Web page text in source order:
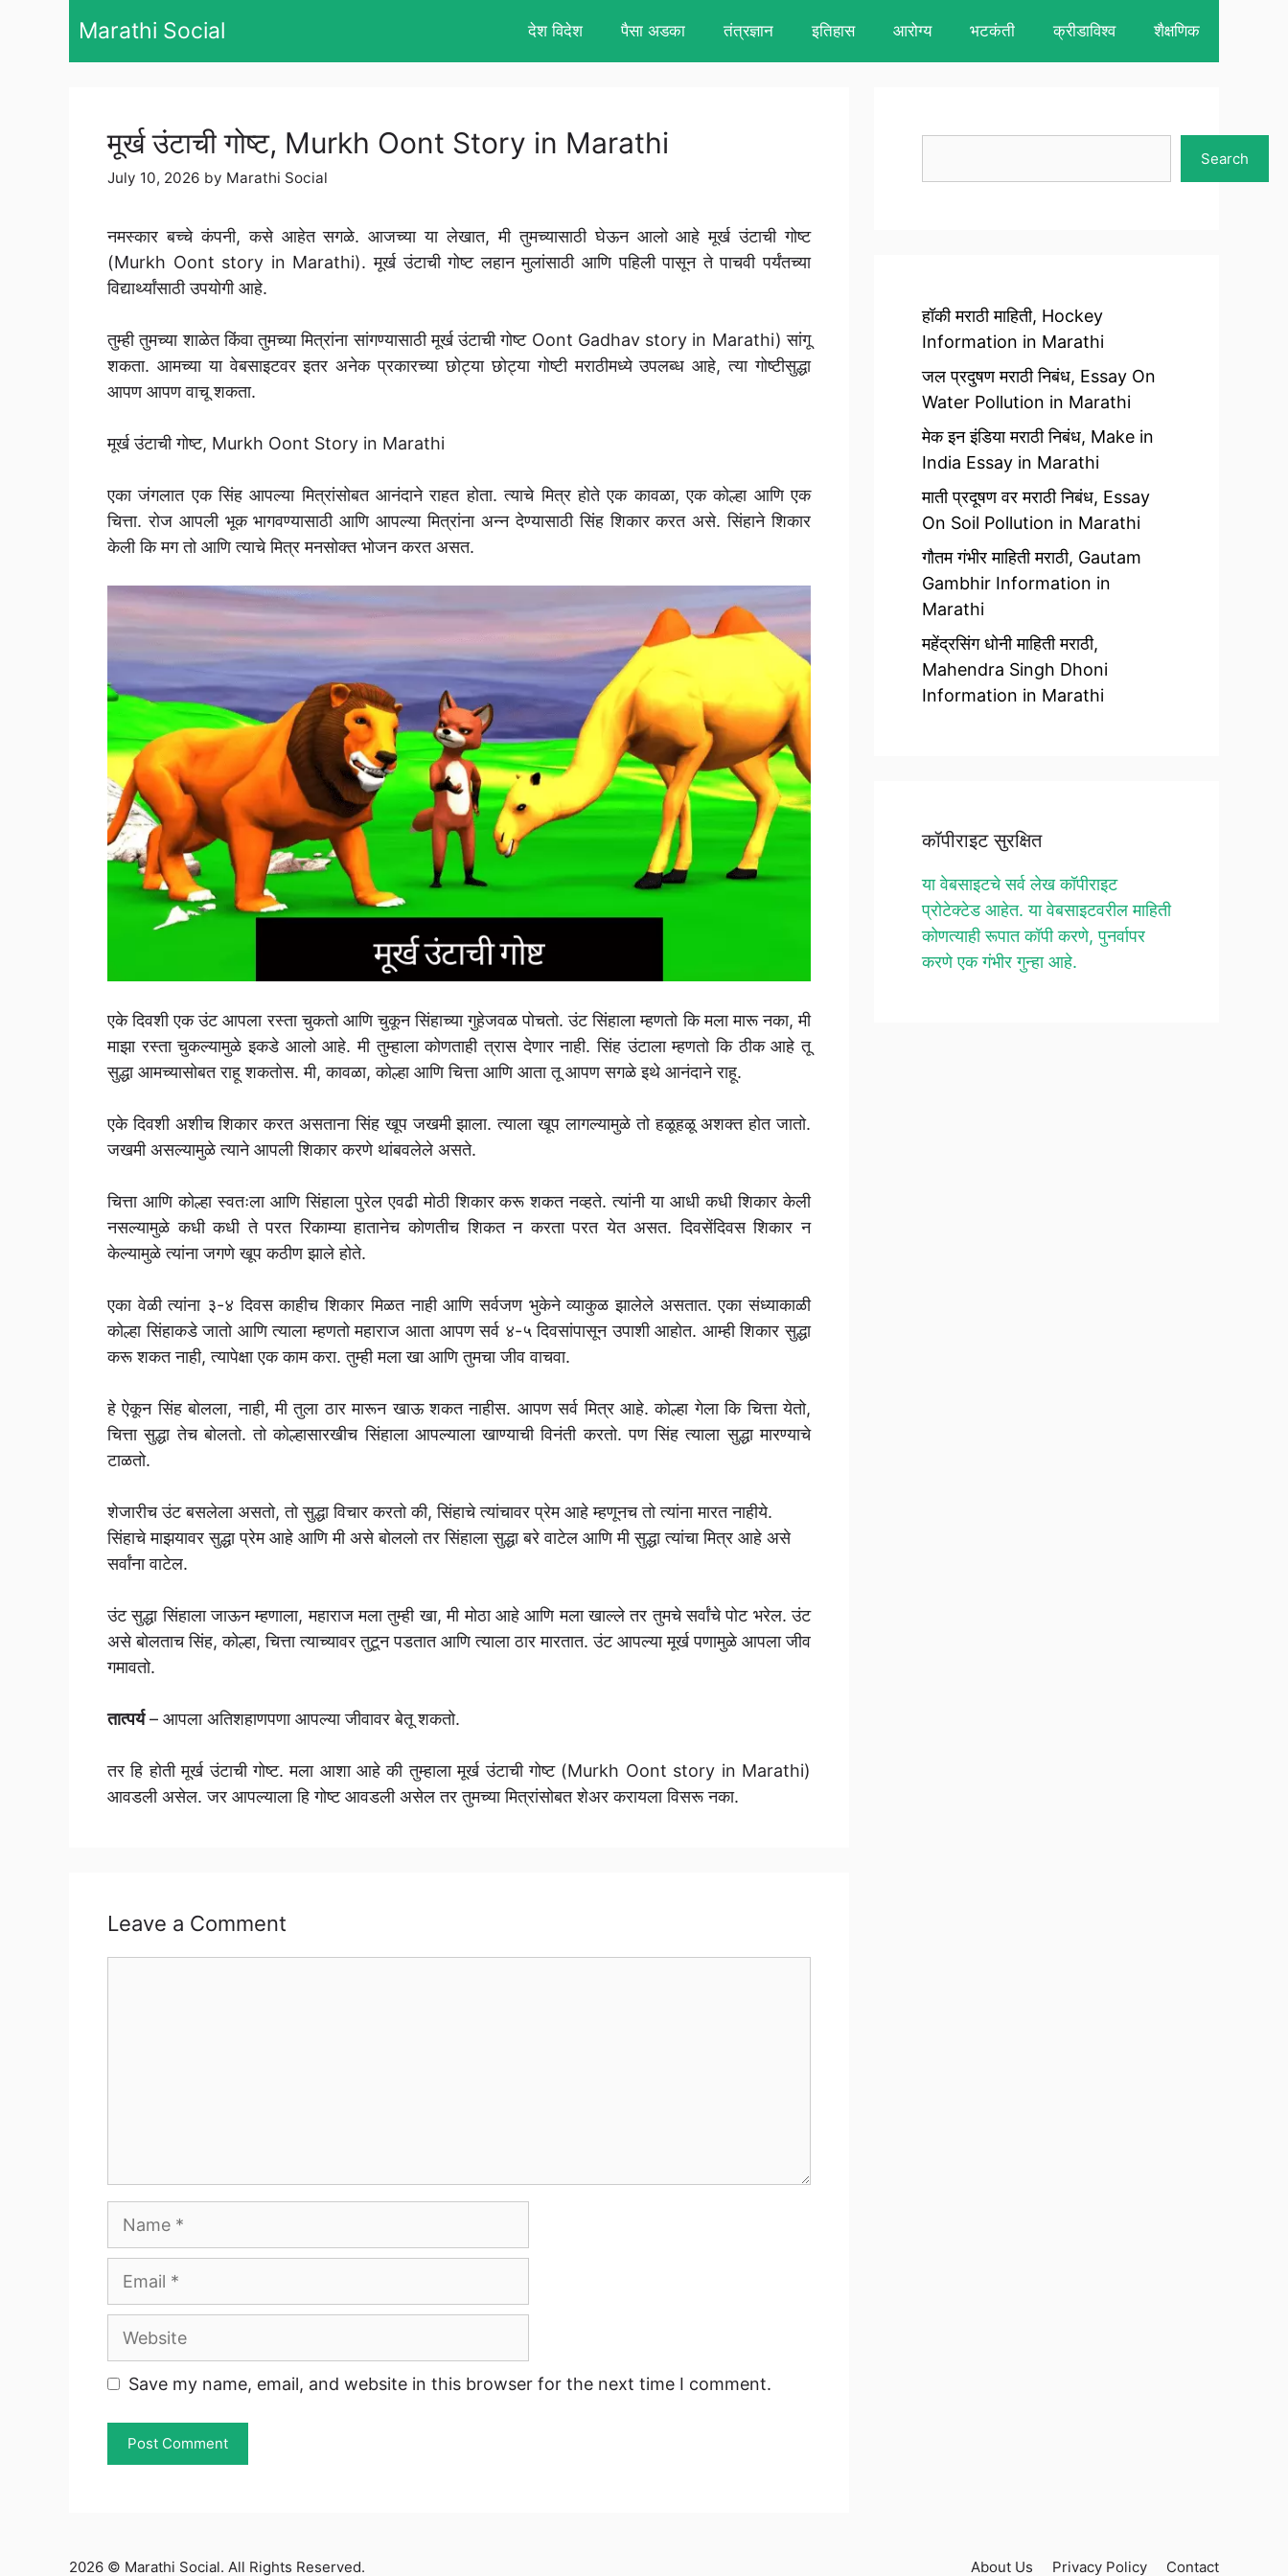
Marathi Social देश विदेश पैसा अडका तंत्रज्ञान इतिहास आरोग्य भटकंती क्रीडाविश्व शैक्षणिक
मूर्ख उंटाची गोष्ट, Murkh Oont Story in Marathi
July 10, 2026 by Marathi Social
नमस्कार बच्चे कंपनी, कसे आहेत सगळे. आजच्या या लेखात, मी तुमच्यासाठी घेऊन आलो आहे मूर्ख उंटाची गोष्ट
(Murkh Oont story in Marathi). मूर्ख उंटाची गोष्ट लहान मुलांसाठी आणि पहिली पासून ते पाचवी पर्यंतच्या
विद्यार्थ्यांसाठी उपयोगी आहे.
तुम्ही तुमच्या शाळेत किंवा तुमच्या मित्रांना सांगण्यासाठी मूर्ख उंटाची गोष्ट Oont Gadhav story in Marathi) सांगू
शकता. आमच्या या वेबसाइटवर इतर अनेक प्रकारच्या छोट्या छोट्या गोष्टी मराठीमध्ये उपलब्ध आहे, त्या गोष्टीसुद्धा
आपण आपण वाचू शकता.
मूर्ख उंटाची गोष्ट, Murkh Oont Story in Marathi
एका जंगलात एक सिंह आपल्या मित्रांसोबत आनंदाने राहत होता. त्याचे मित्र होते एक कावळा, एक कोल्हा आणि एक
चित्ता. रोज आपली भूक भागवण्यासाठी आणि आपल्या मित्रांना अन्न देण्यासाठी सिंह शिकार करत असे. सिंहाने शिकार
केली कि मग तो आणि त्याचे मित्र मनसोक्त भोजन करत असत.
एके दिवशी एक उंट आपला रस्ता चुकतो आणि चुकून सिंहाच्या गुहेजवळ पोचतो. उंट सिंहाला म्हणतो कि मला मारू नका, मी
माझा रस्ता चुकल्यामुळे इकडे आलो आहे. मी तुम्हाला कोणताही त्रास देणार नाही. सिंह उंटाला म्हणतो कि ठीक आहे तू
सुद्धा आमच्यासोबत राहू शकतोस. मी, कावळा, कोल्हा आणि चित्ता आणि आता तू आपण सगळे इथे आनंदाने राहू.
एके दिवशी अशीच शिकार करत असताना सिंह खूप जखमी झाला. त्याला खूप लागल्यामुळे तो हळूहळू अशक्त होत जातो.
जखमी असल्यामुळे त्याने आपली शिकार करणे थांबवलेले असते.
चित्ता आणि कोल्हा स्वतःला आणि सिंहाला पुरेल एवढी मोठी शिकार करू शकत नव्हते. त्यांनी या आधी कधी शिकार केली
नसल्यामुळे कधी कधी ते परत रिकाम्या हातानेच कोणतीच शिकत न करता परत येत असत. दिवसेंदिवस शिकार न
केल्यामुळे त्यांना जगणे खूप कठीण झाले होते.
एका वेळी त्यांना ३-४ दिवस काहीच शिकार मिळत नाही आणि सर्वजण भुकेने व्याकुळ झालेले असतात. एका संध्याकाळी
कोल्हा सिंहाकडे जातो आणि त्याला म्हणतो महाराज आता आपण सर्व ४-५ दिवसांपासून उपाशी आहोत. आम्ही शिकार सुद्धा
करू शकत नाही, त्यापेक्षा एक काम करा. तुम्ही मला खा आणि तुमचा जीव वाचवा.
हे ऐकून सिंह बोलला, नाही, मी तुला ठार मारून खाऊ शकत नाहीस. आपण सर्व मित्र आहे. कोल्हा गेला कि चित्ता येतो,
चित्ता सुद्धा तेच बोलतो. तो कोल्हासारखीच सिंहाला आपल्याला खाण्याची विनंती करतो. पण सिंह त्याला सुद्धा मारण्याचे
टाळतो.
शेजारीच उंट बसलेला असतो, तो सुद्धा विचार करतो की, सिंहाचे त्यांचावर प्रेम आहे म्हणूनच तो त्यांना मारत नाहीये.
सिंहाचे माझयावर सुद्धा प्रेम आहे आणि मी असे बोललो तर सिंहाला सुद्धा बरे वाटेल आणि मी सुद्धा त्यांचा मित्र आहे असे
सर्वांना वाटेल.
उंट सुद्धा सिंहाला जाऊन म्हणाला, महाराज मला तुम्ही खा, मी मोठा आहे आणि मला खाल्ले तर तुमचे सर्वांचे पोट भरेल. उंट
असे बोलताच सिंह, कोल्हा, चित्ता त्याच्यावर तुटून पडतात आणि त्याला ठार मारतात. उंट आपल्या मूर्ख पणामुळे आपला जीव
गमावतो.
तात्पर्य– आपला अतिशहाणपणा आपल्या जीवावर बेतू शकतो.
तर हि होती मूर्ख उंटाची गोष्ट. मला आशा आहे की तुम्हाला मूर्ख उंटाची गोष्ट (Murkh Oont story in Marathi)
आवडली असेल. जर आपल्याला हि गोष्ट आवडली असेल तर तुमच्या मित्रांसोबत शेअर करायला विसरू नका.
Leave a Comment
Website
Save my name, email, and website in this browser for the next time I comment.
Search
हॉकी मराठी माहिती, Hockey
Information in Marathi
जल प्रदुषण मराठी निबंध, Essay On
Water Pollution in Marathi
मेक इन इंडिया मराठी निबंध, Make in
India Essay in Marathi
माती प्रदूषण वर मराठी निबंध, Essay
On Soil Pollution in Marathi
गौतम गंभीर माहिती मराठी, Gautam
Gambhir Information in
Marathi
महेंद्रसिंग धोनी माहिती मराठी,
Mahendra Singh Dhoni
Information in Marathi
कॉपीराइट सुरक्षित
या वेबसाइटचे सर्व लेख कॉपीराइट
प्रोटेक्टेड आहेत. या वेबसाइटवरील माहिती
कोणत्याही रूपात कॉपी करणे, पुनर्वापर
करणे एक गंभीर गुन्हा आहे.
About Us Privacy Policy Contact
2026 © Marathi Social. All Rights Reserved.